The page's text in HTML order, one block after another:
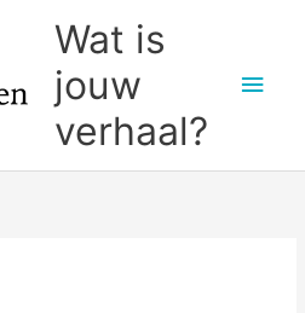
Wat is
jouw
verhaal?